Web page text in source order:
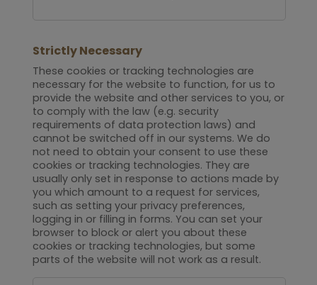
Strictly Necessary
These cookies or tracking technologies are
necessary for the website to function, for us to
provide the website and other services to you, or
to comply with the law (e.g. security
requirements of data protection laws) and
cannot be switched off in our systems. We do
not need to obtain your consent to use these
cookies or tracking technologies. They are
usually only set in response to actions made by
you which amount to a request for services,
such as setting your privacy preferences,
logging in or filling in forms. You can set your
browser to block or alert you about these
cookies or tracking technologies, but some
parts of the website will not work as a result.